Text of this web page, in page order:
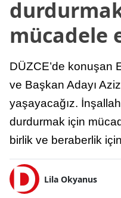
mücadele
DÜZCE’de konuşan
ve Başkan Adayı Aziz
yaşayacağız.
durdurmak için
birlik ve beraberlik
Lila Okyanus